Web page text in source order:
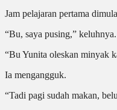
Jam pelajaran pertama
“Bu, saya pusing,” keluhnya.
“Bu Yunita oleskan minyak
Ia mengangguk.
“Tadi pagi sudah makan,